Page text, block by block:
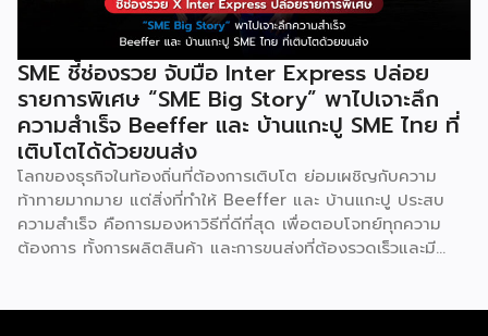
SME ชี้ช่องรวย จับมือ Inter Express ปล่อย
รายการพิเศษ “SME Big Story” พาไปเจาะลึก
ความสำเร็จ Beeffer และ บ้านแกะปู SME ไทย ที่
เติบโตได้ด้วยขนส่ง
โลกของธุรกิจในท้องถิ่นที่ต้องการเติบโต ย่อมเผชิญกับความ
ท้าทายมากมาย แต่สิ่งที่ทำให้ Beeffer และ บ้านแกะปู ประสบ
ความสำเร็จ คือการมองหาวิธีที่ดีที่สุด เพื่อตอบโจทย์ทุกความ
ต้องการ ทั้งการผลิตสินค้า และการขนส่งที่ต้องรวดเร็วและมี